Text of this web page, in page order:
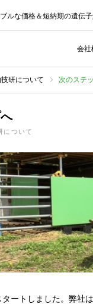
ルな価格＆短納期の遺伝
会社
研について 次のステ
について
ートしました。弊社